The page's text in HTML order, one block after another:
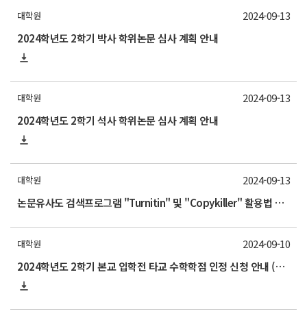
대학원
2024학년도 2학기 박사 학위논문 심사 계획 안내
2024-09-13
대학원
2024학년도 2학기 석사 학위논문 심사 계획 안내
2024-09-13
대학원
논문유사도 검색프로그램 "Turnitin" 및 "Copykiller" 활용법 교육 안내
2024-09-13
대학원
2024학년도 2학기 본교 입학전 타교 수학학점 인정 신청 안내 (~10/18)
2024-09-10